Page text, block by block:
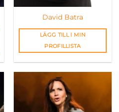
David Batra
LÄGG TILL I MIN
PROFILLISTA